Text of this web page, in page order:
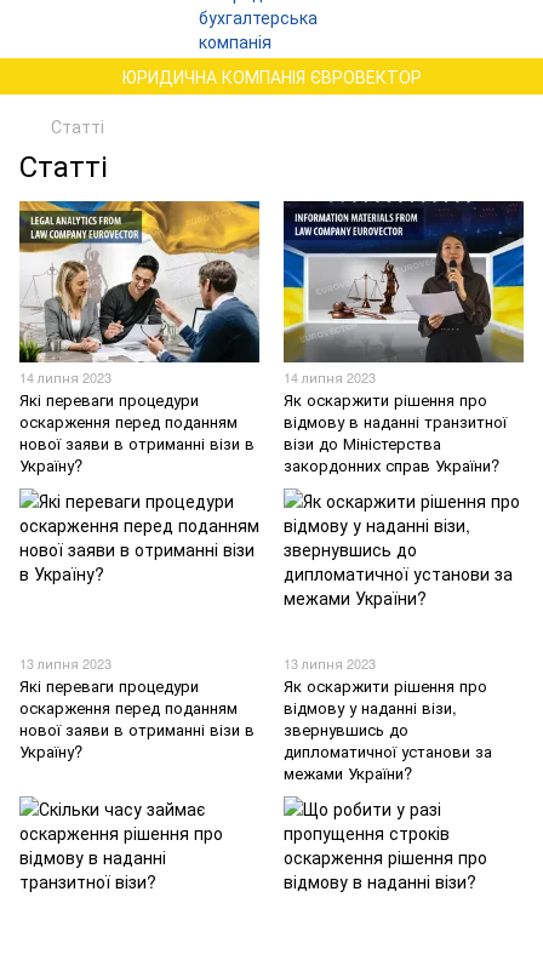
ЮРИДИЧНА КОМПАНІЯ ЄВРОВЕКТОР
Статті
Статті
14 липня 2023
Які переваги процедури
оскарження перед поданням
нової заяви в отриманні візи в
Україну?
14 липня 2023
Як оскаржити рішення про
відмову в наданні транзитної
візи до Міністерства
закордонних справ України?
13 липня 2023
Які переваги процедури
оскарження перед поданням
нової заяви в отриманні візи в
Україну?
13 липня 2023
Як оскаржити рішення про
відмову у наданні візи,
звернувшись до
дипломатичної установи за
межами України?